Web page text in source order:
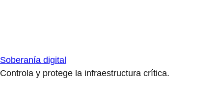
Soberanía digital
Controla y protege la infraestructura crítica.